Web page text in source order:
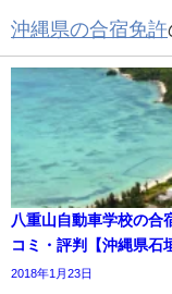
沖縄県の合宿免許
八重山自動車学校の合
コミ・評判【沖縄県石
2018年1月23日